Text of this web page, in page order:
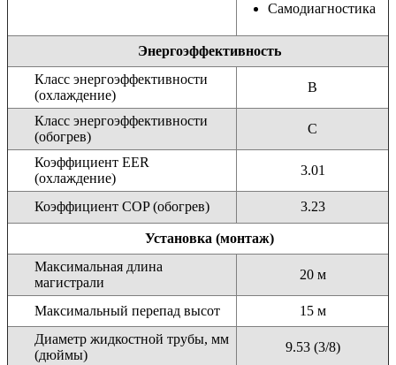
Cамодиагностика
Энергоэффективность
Класс энергоэффективности
(охлаждение)
B
Класс энергоэффективности
(обогрев)
C
Коэффициент EER
(охлаждение)
3.01
Коэффициент COP (обогрев) 3.23
Установка (монтаж)
Максимальная длина
магистрали
20 м
Максимальный перепад высот
15 м
Диаметр жидкостной трубы, мм
(дюймы)
9.53 (3/8)